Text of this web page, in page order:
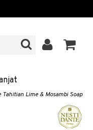
Tahitian Lime & Mosambi Soap